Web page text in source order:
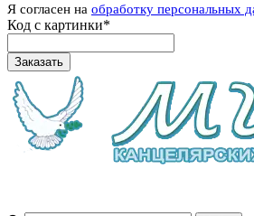
Я согласен на обработку персональных
Код с картинки*
Заказать